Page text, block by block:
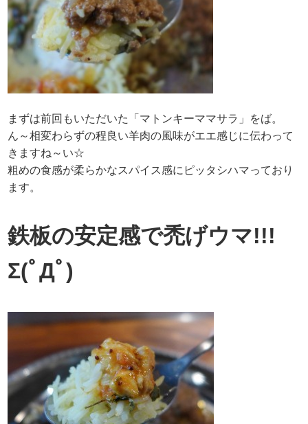
まずは前回もいただいた「マトンキーママサラ」をば。
ん～相変わらずの程良い羊肉の風味がエエ感じに伝わって
きますね～い☆
粗めの食感が柔らかなスパイス感にピッタシハマっており
ます。
鉄板の安定感で禿げウマ!!!
Σ(ﾟДﾟ)